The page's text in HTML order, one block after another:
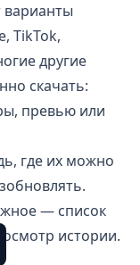
варианты
, TikTok,
другие
скачать:
превью или
где их можно
— список
истории.